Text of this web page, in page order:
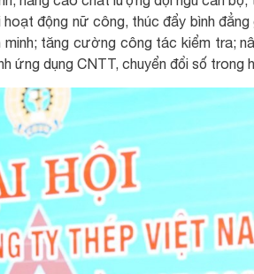
hoạt động nữ công, thúc đẩy bình
minh; tăng cường công tác kiểm tra;
ứng dụng CNTT, chuyển đổi số trong